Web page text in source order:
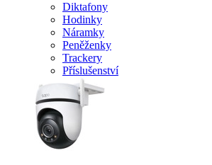
Diktafony
Hodinky
Náramky
Peněženky
Trackery
Příslušenství